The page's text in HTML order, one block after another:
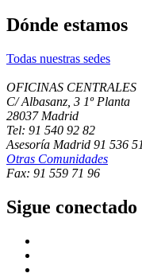
Dónde estamos
Todas nuestras sedes
OFICINAS CENTRALES
C/ Albasanz, 3 1º Planta
28037 Madrid
Tel: 91 540 92 82
Asesoría Madrid 91 536
Otras Comunidades
Fax: 91 559 71 96
Sigue